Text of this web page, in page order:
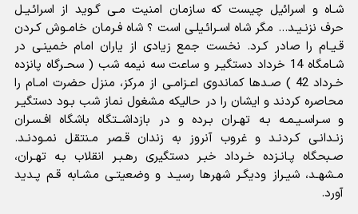
شـاه و اسرائیل چیست که سازمان امنیت مـى گـوید از اسرائـیـل
حرف نزنـیـد... مگر شاه اسـرائـیلـى است ؟ شاه فـرمان خامـوش کـردن
قـیـام را صادر کـرد. نخست جمع زیادى از یاران امام خمینـى در
شـامگاه 14 خرداد دستگیـر و ساعت سه نیمه شب ( سحـرگاه پانزده
خـرداد 42 ) صـدها کماندوى اعـزامـى از مرکز، منزل حضرت امـام را
محاصره کردند و ایشان را در حالیکه مشغول نماز شب بـود دستگیـر
و سـراسـیـمـه بـه تهـران بـرده و در بازداشــتگاه باشگاه افـسـران
زنـدانـى کـردنـد و غروب آنروز به زندان قـصر مـنتقل نمـودنـد.
صـبحگاه پـانـزده خـرداد خبـر دستگیرى رهـبـر انقلاب بـه تهـران،
مـشهـد، شیـراز ودیگـر شهرها رسیـد و وضعیتـى مشـابه قـم پـدید
آورد.